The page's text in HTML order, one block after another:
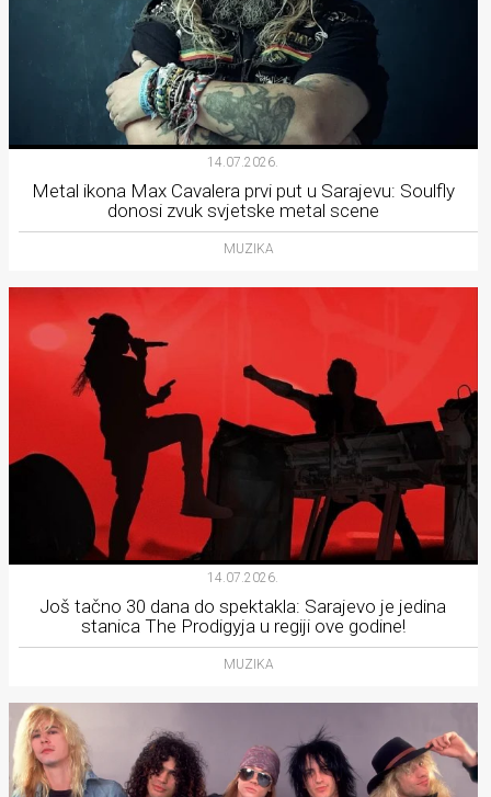
14.07.2026.
Metal ikona Max Cavalera prvi put u Sarajevu: Soulfly
donosi zvuk svjetske metal scene
MUZIKA
14.07.2026.
Još tačno 30 dana do spektakla: Sarajevo je jedina
stanica The Prodigyja u regiji ove godine!
MUZIKA